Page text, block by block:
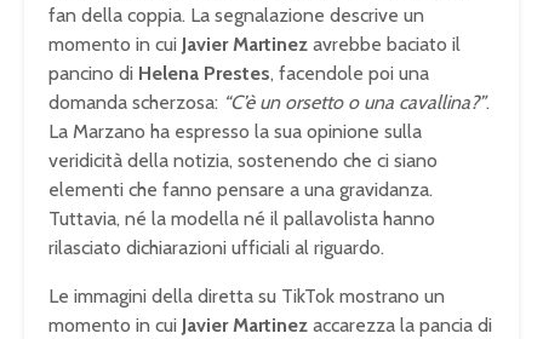
fan della coppia. La segnalazione descrive un
momento in cui Javier Martinez avrebbe baciato il
pancino di Helena Prestes, facendole poi una
domanda scherzosa: “C’è un orsetto o una cavallina?”.
La Marzano ha espresso la sua opinione sulla
veridicità della notizia, sostenendo che ci siano
elementi che fanno pensare a una gravidanza.
Tuttavia, né la modella né il pallavolista hanno
rilasciato dichiarazioni ufficiali al riguardo.
Le immagini della diretta su TikTok mostrano un
momento in cui Javier Martinez accarezza la pancia di